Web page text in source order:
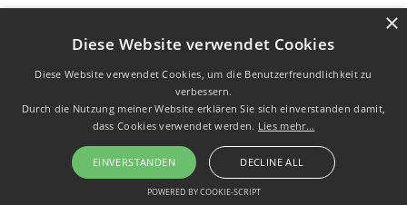
Diese Website verwendet Cookies
Diese Website verwendet Cookies, um die Benutzerfreundlichkeit zu
verbessern.
Durch die Nutzung meiner Website erklären Sie sich einverstanden damit,
dass Cookies verwendet werden. Lies mehr...
EINVERSTANDEN DECLINE ALL
POWERED BY COOKIE-SCRIPT
×